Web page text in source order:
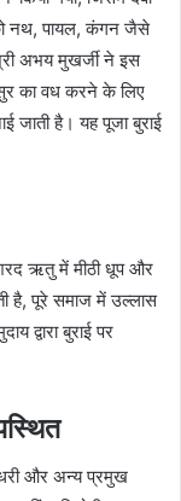
को नथ, पायल, कंगन जैसे
अभय मुखर्जी ने इस
का वध करने के लिए
जाती है। यह पूजा बुराई
शरद ऋतु में मीठी धूप और
है, पूरे समाज में उल्लास
द्वारा बुराई पर
और अन्य प्रमुख